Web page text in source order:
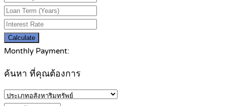
Calculate
Monthly Payment:
ค้นหา ที่คุณต้องการ